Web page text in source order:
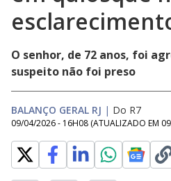
O senhor, de 72 anos, foi
suspeito não foi preso
BALANÇO GERAL RJ | Do R7
09/04/2026 - 16H08 (ATUALIZADO EM